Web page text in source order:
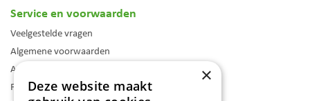
Service en voorwaarden
Veelgestelde vragen
Algemene voorwaarden
Assortiment
Folder
×
Deze website maakt